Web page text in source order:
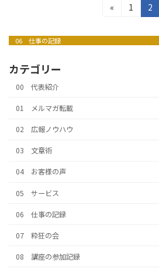
の
ペ
ー
ジ
送
り
«
固
1
固
定
2
06 仕事の記録
カテゴリー
00 代表紹介
01 メルマガ転載
02 広報ノウハウ
03 文章術
04 お客様の声
05 サービス
06 仕事の記録
07 粋狂の会
08 講座の参加記録